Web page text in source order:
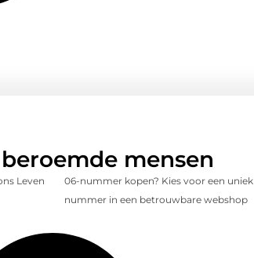
mensen
Leven
06-nummer kopen? Kies voor een uniek
nummer in een betrouwbare webshop